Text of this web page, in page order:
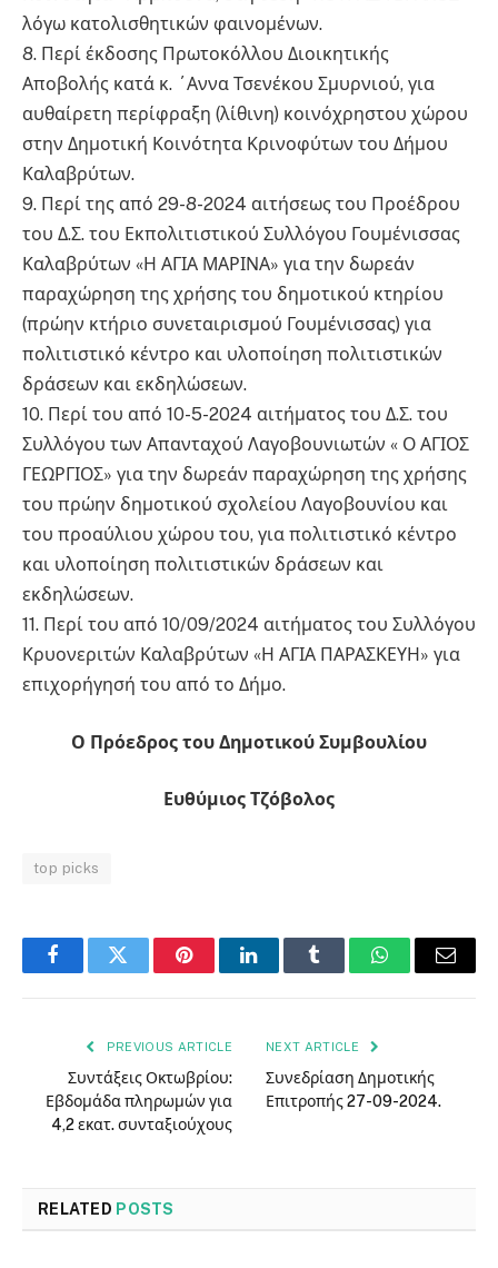
λόγω κατολισθητικών φαινομένων.
8. Περί έκδοσης Πρωτοκόλλου Διοικητικής
Αποβολής κατά κ. ΄Αννα Τσενέκου Σμυρνιού, για
αυθαίρετη περίφραξη (λίθινη) κοινόχρηστου χώρου
στην Δημοτική Κοινότητα Κρινοφύτων του Δήμου
Καλαβρύτων.
9. Περί της από 29-8-2024 αιτήσεως του Προέδρου
του Δ.Σ. του Εκπολιτιστικού Συλλόγου Γουμένισσας
Καλαβρύτων «Η ΑΓΙΑ ΜΑΡΙΝΑ» για την δωρεάν
παραχώρηση της χρήσης του δημοτικού κτηρίου
(πρώην κτήριο συνεταιρισμού Γουμένισσας) για
πολιτιστικό κέντρο και υλοποίηση πολιτιστικών
δράσεων και εκδηλώσεων.
10. Περί του από 10-5-2024 αιτήματος του Δ.Σ. του
Συλλόγου των Απανταχού Λαγοβουνιωτών « Ο ΑΓΙΟΣ
ΓΕΩΡΓΙΟΣ» για την δωρεάν παραχώρηση της χρήσης
του πρώην δημοτικού σχολείου Λαγοβουνίου και
του προαύλιου χώρου του, για πολιτιστικό κέντρο
και υλοποίηση πολιτιστικών δράσεων και
εκδηλώσεων.
11. Περί του από 10/09/2024 αιτήματος του Συλλόγου
Κρυονεριτών Καλαβρύτων «Η ΑΓΙΑ ΠΑΡΑΣΚΕΥΗ» για
επιχορήγησή του από το Δήμο.
Ο Πρόεδρος του Δημοτικού Συμβουλίου
Ευθύμιος Τζόβολος
top picks
FacebookTwitter PinterestLinkedInTumblr WhatsAppEmail
PREVIOUS ARTICLE
Συντάξεις Οκτωβρίου:
Εβδομάδα πληρωμών για
4,2 εκατ. συνταξιούχους
NEXT ARTICLE
Συνεδρίαση Δημοτικής
Επιτροπής 27-09-2024.
RELATED POSTS